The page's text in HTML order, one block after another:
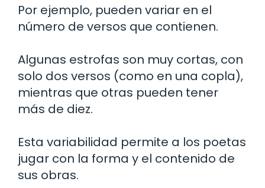
Por ejemplo, pueden variar en el
número de versos que contienen.
Algunas estrofas son muy cortas, con
solo dos versos (como en una copla),
mientras que otras pueden tener
más de diez.
Esta variabilidad permite a los poetas
jugar con la forma y el contenido de
sus obras.